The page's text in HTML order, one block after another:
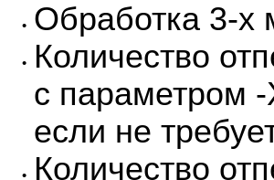
• Обработка 3-х
•
Количество
с параметром -
если не
•
Количество